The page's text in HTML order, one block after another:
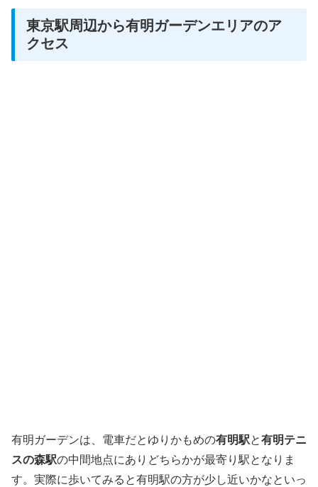
東京駅周辺から有明ガーデンエリアのア
クセス
有明ガーデンは、電車だとゆりかもめの有明駅と有明テニ
スの森駅の中間地点にありどちらかが最寄り駅となりま
す。実際に歩いてみると有明駅の方が少し近いかなといっ